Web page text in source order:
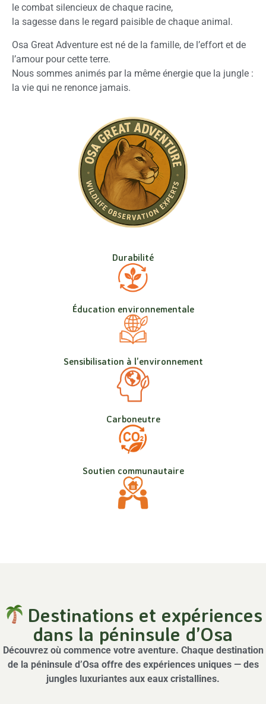
le combat silencieux de chaque racine,
la sagesse dans le regard paisible de chaque animal.
Osa Great Adventure est né de la famille, de l’effort et de
l’amour pour cette terre.
Nous sommes animés par la même énergie que la jungle :
la vie qui ne renonce jamais.
Durabilité
Éducation environnementale
Sensibilisation à l’environnement
Carboneutre
Soutien communautaire
Destinations et expériences
dans la péninsule d’Osa
Découvrez où commence votre aventure. Chaque destination
de la péninsule d’Osa offre des expériences uniques — des
jungles luxuriantes aux eaux cristallines.